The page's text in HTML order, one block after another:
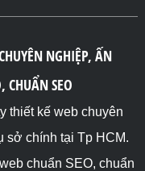
NGHIỆP, ẤN
CHUẨN SEO
thiết kế web chuyên
sở chính tại Tp HCM.
chuẩn SEO, chuẩn